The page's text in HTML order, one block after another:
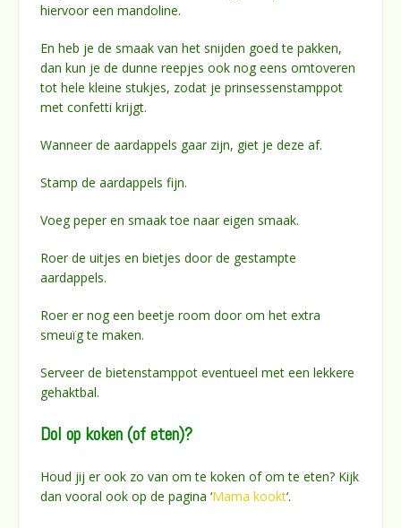
hiervoor een mandoline.
En heb je de smaak van het snijden goed te pakken,
dan kun je de dunne reepjes ook nog eens omtoveren
tot hele kleine stukjes, zodat je prinsessenstamppot
met confetti krijgt.
Wanneer de aardappels gaar zijn, giet je deze af.
Stamp de aardappels fijn.
Voeg peper en smaak toe naar eigen smaak.
Roer de uitjes en bietjes door de gestampte
aardappels.
Roer er nog een beetje room door om het extra
smeuïg te maken.
Serveer de bietenstamppot eventueel met een lekkere
gehaktbal.
Dol op koken (of eten)?
Houd jij er ook zo van om te koken of om te eten? Kijk
dan vooral ook op de pagina ‘Mama kookt‘.